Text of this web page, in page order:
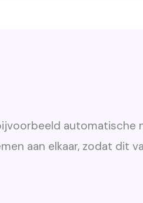
automatische
aan elkaar, zodat dit